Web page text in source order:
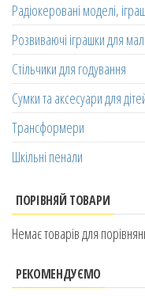
Радіокеровані моделі,
Розвиваючі іграшки для
Стільчики для годування
Сумки та аксесуари для
Трансформери
Шкільні пенали
ПОРІВНЯЙ ТОВАРИ
Немає товарів для
РЕКОМЕНДУЄМО